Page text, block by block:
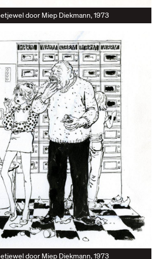
door Miep Diekmann, 1973
door Miep Diekmann, 1973